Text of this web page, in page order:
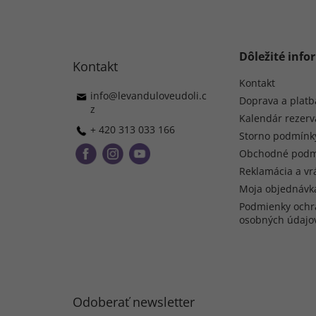
Kontakt
info@levanduloveudoli.c
z
+ 420 313 033 166
Dôležité
Kontakt
Doprava a
Kalendár
Storno
Obchodné
Reklamácia a
Moja
Podmienky
osobných
Odoberať newsletter